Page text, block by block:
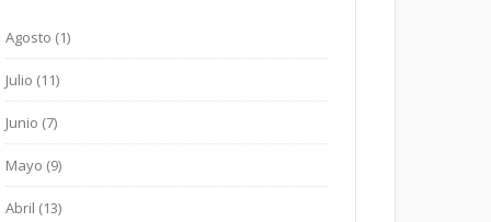
Agosto (1)
Julio (11)
Junio (7)
Mayo (9)
Abril (13)